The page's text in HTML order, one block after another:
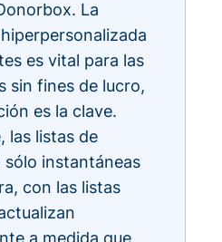
La
es vital para las
sin fines de lucro,
es la clave.
las listas de
sólo instantáneas
con las listas
a medida que